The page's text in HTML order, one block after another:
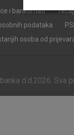
i bankomati
podataka
osoba od
d.d.2026. Sva